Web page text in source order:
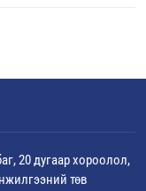
20 дугаар хороолол,
төв